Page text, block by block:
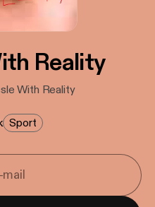
Reality
With Reality
Sport